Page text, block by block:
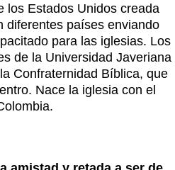
los Estados Unidos creada
diferentes países enviando
para las iglesias. Los
de la Universidad Javeriana
Confraternidad Bíblica, que
Nace la iglesia con el